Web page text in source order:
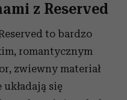
z Reserved
to bardzo
romantycznym
zwiewny materiał
się